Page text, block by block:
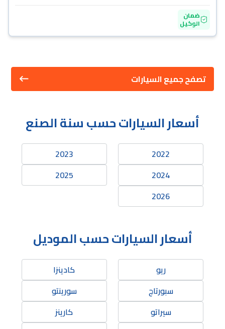
ضمان
الوكيل
تصفح جميع السيارات
أسعار السيارات حسب سنة الصنع
2022
2023
2024
2025
2026
أسعار السيارات حسب الموديل
ريو
كادينزا
سبورتاج
سورينتو
سيراتو
كارينز